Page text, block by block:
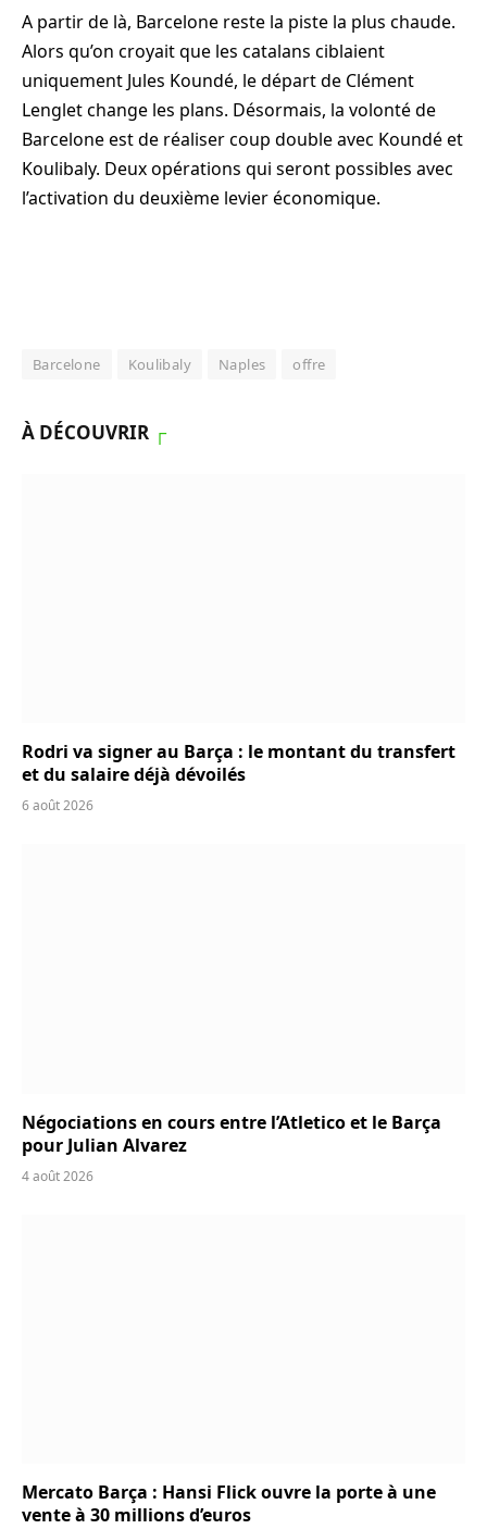
A partir de là, Barcelone reste la piste la plus chaude.
Alors qu’on croyait que les catalans ciblaient
uniquement Jules Koundé, le départ de Clément
Lenglet change les plans. Désormais, la volonté de
Barcelone est de réaliser coup double avec Koundé et
Koulibaly. Deux opérations qui seront possibles avec
l’activation du deuxième levier économique.
Barcelone Koulibaly Naples offre
À DÉCOUVRIR ┌
Rodri va signer au Barça : le montant du transfert
et du salaire déjà dévoilés
6 août 2026
Négociations en cours entre l’Atletico et le Barça
pour Julian Alvarez
4 août 2026
Mercato Barça : Hansi Flick ouvre la porte à une
vente à 30 millions d’euros